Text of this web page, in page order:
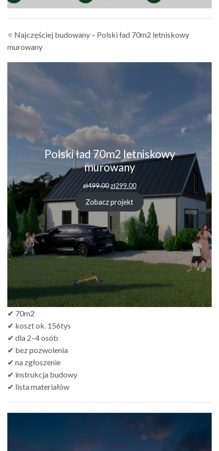
⭐ Najczęściej budowany – Polski ład 70m2 letniskowy
murowany
Polski ład 70m2 letniskowy
murowany
zł499.00 zł299.00
Zobacz projekt
✔ 70m2
✔ koszt ok. 156tys
✔ dla 2–4 osób
✔ bez pozwolenia
✔ na zgłoszenie
✔ instrukcja budowy
✔ lista materiałów